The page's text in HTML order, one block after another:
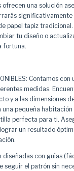
ofrecen una solución
significativamente
papel tapiz
tu diseño o
fortuna.
Contamos
medidas.
y a las dimensiones
pequeña habitación
perfecta para ti.
un resultado
diseñadas con guìas
seguir el patrón sin